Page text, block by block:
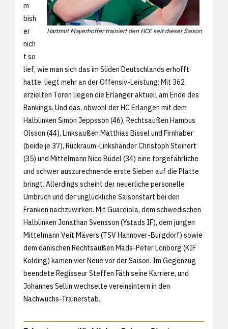
Hartmut Mayerhoffer trainiert den HCE seit dieser Saison
m
bish
er
nich
t so
lief, wie man sich das im Süden Deutschlands erhofft
hatte, liegt mehr an der Offensiv-Leistung: Mit 362
erzielten Toren liegen die Erlanger aktuell am Ende des
Rankings. Und das, obwohl der HC Erlangen mit dem
Halblinken Simon Jeppsson (46), Rechtsaußen Hampus
Olsson (44), Linksaußen Matthias Bissel und Firnhaber
(beide je 37), Rückraum-Linkshänder Christoph Steinert
(35) und Mittelmann Nico Büdel (34) eine torgefährliche
und schwer auszurechnende erste Sieben auf die Platte
bringt. Allerdings scheint der neuerliche personelle
Umbruch und der unglückliche Saisonstart bei den
Franken nachzuwirken. Mit Guardiola, dem schwedischen
Halblinken Jonathan Svensson (Ystads IF), dem jungen
Mittelmann Veit Mävers (TSV Hannover-Burgdorf) sowie
dem dänischen Rechtsaußen Mads-Peter Lönborg (KIF
Kolding) kamen vier Neue vor der Saison. Im Gegenzug
beendete Regisseur Steffen Fäth seine Karriere, und
Johannes Sellin wechselte vereinsintern in den
Nachwuchs-Trainerstab.